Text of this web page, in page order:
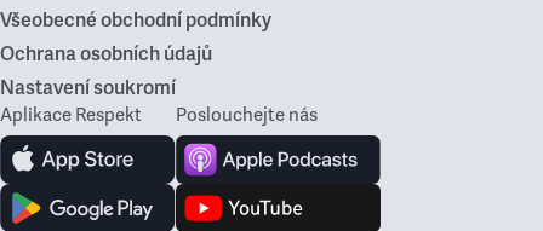
Všeobecné obchodní podmínky
Ochrana osobních údajů
Nastavení soukromí
Aplikace Respekt Poslouchejte nás